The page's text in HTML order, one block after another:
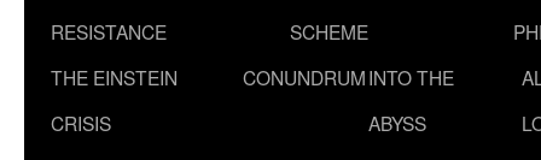
RESISTANCE
SCHEME
THE EINSTEIN
CRISIS
CONUNDRUMINTO THE
ABYSS